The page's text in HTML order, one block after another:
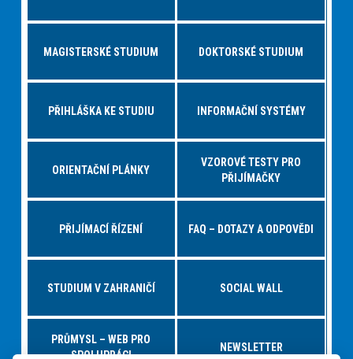
MAGISTERSKÉ STUDIUM DOKTORSKÉ STUDIUM
PŘIHLÁŠKA KE STUDIU INFORMAČNÍ SYSTÉMY
ORIENTAČNÍ PLÁNKY
VZOROVÉ TESTY PRO
PŘIJÍMAČKY
PŘIJÍMACÍ ŘÍZENÍ FAQ – DOTAZY A ODPOVĚDI
STUDIUM V ZAHRANIČÍ SOCIAL WALL
PRŮMYSL – WEB PRO
SPOLUPRÁCI
NEWSLETTER